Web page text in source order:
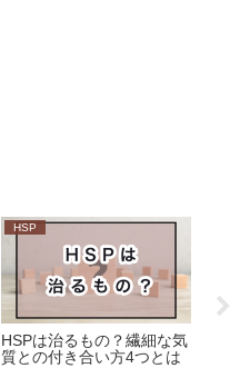
HSP
HSPは治るもの？繊細な気
質との付き合い方4つとは